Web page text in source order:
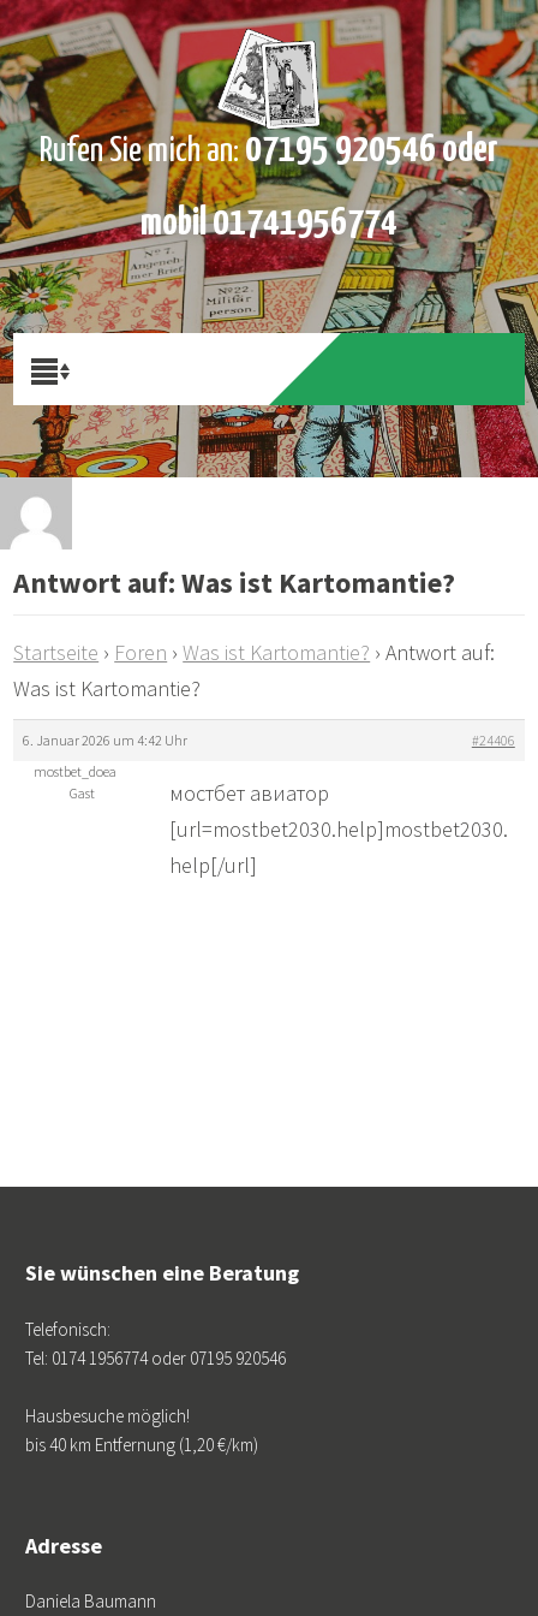
Rufen Sie mich an:07195 920546 oder
mobil 01741956774
Antwort auf: Was ist Kartomantie?
Startseite › Foren › Was ist Kartomantie? › Antwort auf:
Was ist Kartomantie?
6. Januar 2026 um 4:42 Uhr
#24406
mostbet_doea
Gast
мостбет авиатор
[url=mostbet2030.help]mostbet2030.
help[/url]
Sie wünschen eine Beratung
Telefonisch:
Tel: 0174 1956774 oder 07195 920546
Hausbesuche möglich!
bis 40 km Entfernung (1,20 €/km)
Adresse
Daniela Baumann